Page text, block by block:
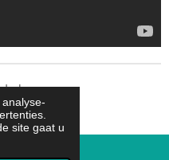
site gaat u